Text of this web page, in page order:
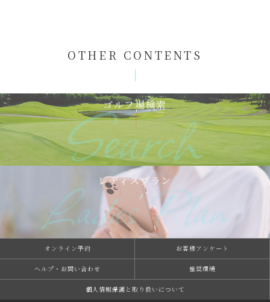
OTHER CONTENTS
ゴルフ場検索
レディスプラン
オンライン予約 お客様アンケート
ヘルプ・お問い合わせ 推奨環境
個⼈情報保護と取り扱いについて